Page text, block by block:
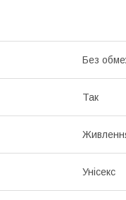
Без
Так
Унісекс